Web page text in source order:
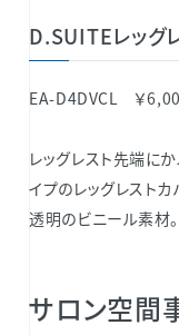
D.SUITEレッグ
EA-D4DVCL ￥
レッグレスト先端に
イプのレッグレストカ
透明のビニール素材。
サロン空間